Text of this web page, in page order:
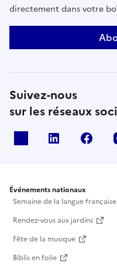
directement dans votre
Suivez-nous
sur les réseaux
Linkedin
Événements nationaux
Semaine de la langue
Rendez-vous aux jardins
Fête de la musique
Biblis en folie